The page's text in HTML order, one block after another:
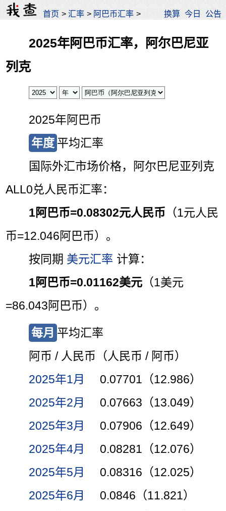
首页 >汇率 > 阿巴币汇率 > 换算 今日 公告
2025年阿巴币汇率，阿尔巴尼亚
列克
2025年阿巴币
年度 平均汇率
国际外汇市场价格，阿尔巴尼亚列克
ALL0兑人民币汇率：
1阿巴币=0.08302元人民币 （1元人民
币=12.046阿巴币）。
按同期 美元汇率 计算：
1阿巴币=0.01162美元 （1美元
=86.043阿巴币）。
每月 平均汇率
阿币 / 人民币（人民币 / 阿币）
2025年1月
0.07701（12.986）
2025年2月
0.07663（13.049）
2025年3月
0.07906（12.649）
2025年4月
0.08281（12.076）
2025年5月
0.08316（12.025）
2025年6月
0.0846（11.821）